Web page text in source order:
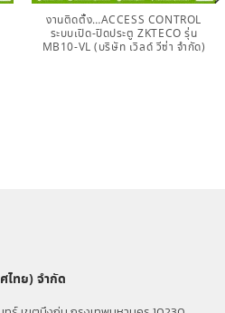
งานติดตั้ง…ACCESS CONTROL
ระบบเปิด-ปิดประตู ZKTECO รุ่น
MB10-VL (บริษัท เวิลด์ วีซ่า จำกัด)
ไทย) จำกัด